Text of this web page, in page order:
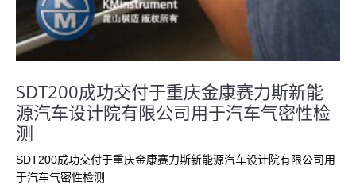
SDT200成功交付于重庆金康赛力斯新能
源汽车设计院有限公司用于汽车气密性检
测
SDT200成功交付于重庆金康赛力斯新能源汽车设计院有限公司用
于汽车气密性检测